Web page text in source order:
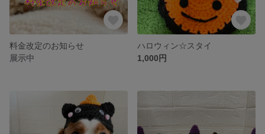
料金改定のお知らせ
展示中
ハロウィン☆スタイ
1,000円